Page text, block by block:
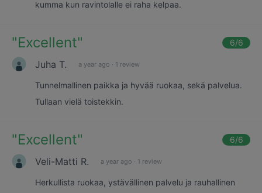
kumma kun ravintolalle ei raha kelpaa.
"Excellent" 6/6
Juha T. a year ago · 1 review
Tunnelmallinen paikka ja hyvää ruokaa, sekä palvelua.
Tullaan vielä toistekkin.
"Excellent" 6/6
Veli-Matti R. a year ago · 1 review
Herkullista ruokaa, ystävällinen palvelu ja rauhallinen